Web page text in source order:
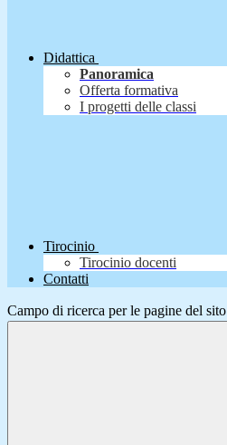
Didattica
Panoramica
Offerta formativa
I progetti delle classi
Tirocinio
Tirocinio docenti
Contatti
Campo di ricerca per le pagine del sito